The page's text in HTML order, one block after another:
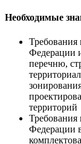
Необходимые
Требования
Федерации
перечню,
территорий
Требования
Федерации